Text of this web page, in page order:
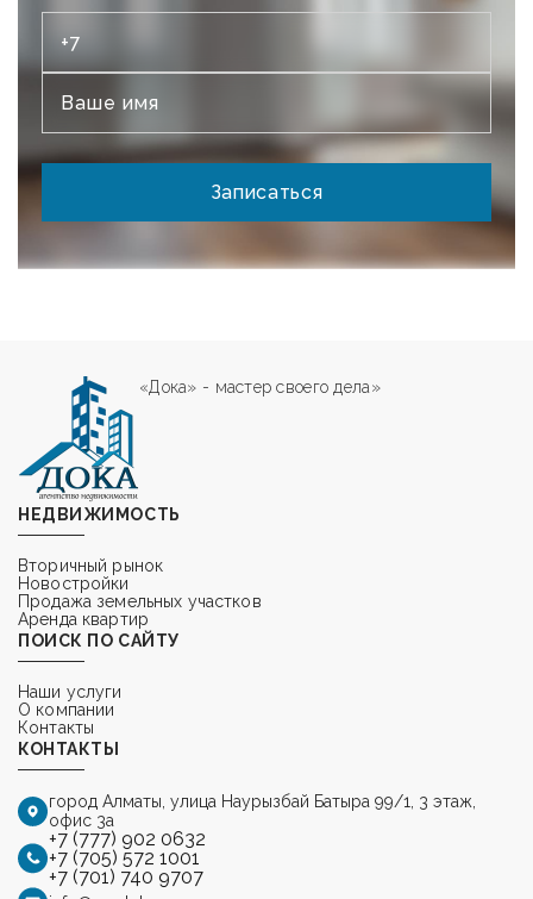
Записаться
«Дока» - мастер своего дела»
НЕДВИЖИМОСТЬ
Вторичный рынок
Новостройки
Продажа земельных участков
Аренда квартир
ПОИСК ПО САЙТУ
Наши услуги
О компании
Контакты
КОНТАКТЫ
город Алматы, улица Наурызбай Батыра 99/1, 3 этаж,
офис 3а
+7 (777) 902 0632
+7 (705) 572 1001
+7 (701) 740 9707